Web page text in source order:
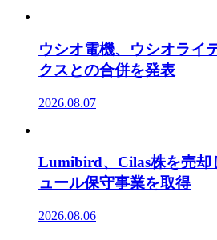
ウシオ電機、ウシオライ
クスとの合併を発表
2026.08.07
Lumibird、Cilas株を売却
ュール保守事業を取得
2026.08.06